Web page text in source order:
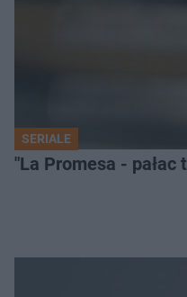
SERIALE
"La Promesa -